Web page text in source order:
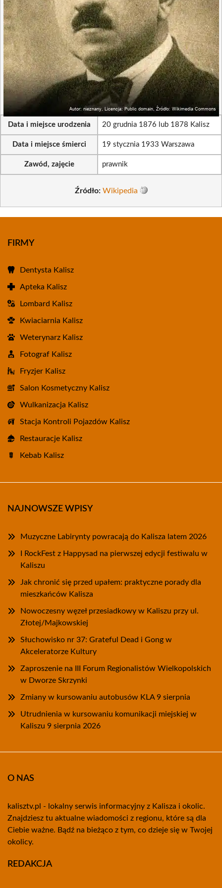
Data i miejsce urodzenia 20 grudnia 1876 lub 1878 Kalisz
Data i miejsce śmierci 19 stycznia 1933 Warszawa
Zawód, zajęcie prawnik
Źródło: Wikipedia
FIRMY
Dentysta Kalisz
Apteka Kalisz
Lombard Kalisz
Kwiaciarnia Kalisz
Weterynarz Kalisz
Fotograf Kalisz
Fryzjer Kalisz
Salon Kosmetyczny Kalisz
Wulkanizacja Kalisz
Stacja Kontroli Pojazdów Kalisz
Restauracje Kalisz
Kebab Kalisz
NAJNOWSZE WPISY
Muzyczne Labirynty powracają do Kalisza latem 2026
I RockFest z Happysad na pierwszej edycji festiwalu w
Kaliszu
Jak chronić się przed upałem: praktyczne porady dla
mieszkańców Kalisza
Nowoczesny węzeł przesiadkowy w Kaliszu przy ul.
Złotej/Majkowskiej
Słuchowisko nr 37: Grateful Dead i Gong w
Akceleratorze Kultury
Zaproszenie na III Forum Regionalistów Wielkopolskich
w Dworze Skrzynki
Zmiany w kursowaniu autobusów KLA 9 sierpnia
Utrudnienia w kursowaniu komunikacji miejskiej w
Kaliszu 9 sierpnia 2026
O NAS
kalisztv.pl - lokalny serwis informacyjny z Kalisza i okolic.
Znajdziesz tu aktualne wiadomości z regionu, które są dla
Ciebie ważne. Bądź na bieżąco z tym, co dzieje się w Twojej
okolicy.
REDAKCJA